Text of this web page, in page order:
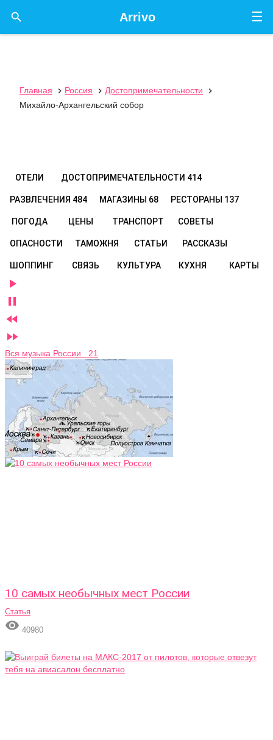
☰
Arrivo

Главная  Россия  Достопримечательности

Михайло-Архангельский собор
ОТЕЛИ ДОСТОПРИМЕЧАТЕЛЬНОСТИ 414
РАЗВЛЕЧЕНИЯ 484 МАГАЗИНЫ 68 РЕСТОРАНЫ 137
ПОГОДА ЦЕНЫ ТРАНСПОРТ СОВЕТЫ
ОПАСНОСТИ ТАМОЖНЯ СТАТЬИ РАССКАЗЫ
ШОППИНГ СВЯЗЬ КУЛЬТУРА КУХНЯ КАРТЫ




Вся музыка России 21
10 самых необычных мест России
Статья
 40980